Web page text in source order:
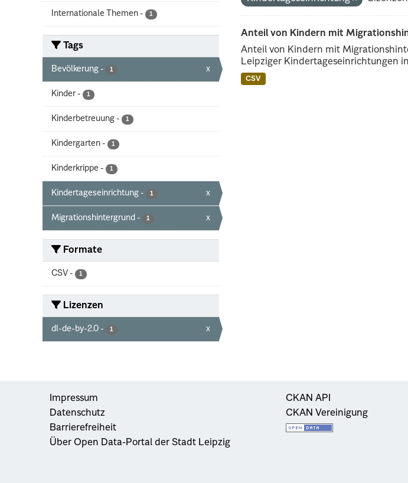
Internationale Themen - 1
Tags
Bevölkerung - 1 x
Kinder - 1
Kinderbetreuung - 1
Kindergarten - 1
Kinderkrippe - 1
Kindertageseinrichtung - 1 x
Migrationshintergrund - 1 x
Formate
CSV - 1
Lizenzen
dl-de-by-2.0 - 1 x
Anteil von Kindern mit
Anteil von Kindern mit
Leipziger Kindertageseinrichtungen
CSV
Impressum
Datenschutz
Barrierefreiheit
Über Open Data-Portal der Stadt Leipzig
CKAN API
CKAN Vereinigung